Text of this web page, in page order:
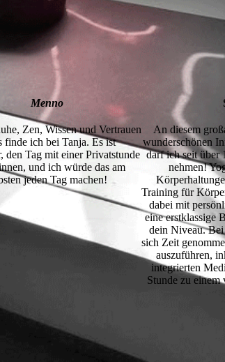
Menno
Zen, Wissen und Vertrauen
finde ich bei Tanja. Es ist
den Tag mit einer Privatstunde
und ich würde das am
jeden Tag machen!
An diesem
wunderschönen
darf ich seit über
nehmen!
Training für
dabei mit
eine erstklassige
dein Niveau.
sich Zeit
auszuführen,
integrierten
Stunde zu einem